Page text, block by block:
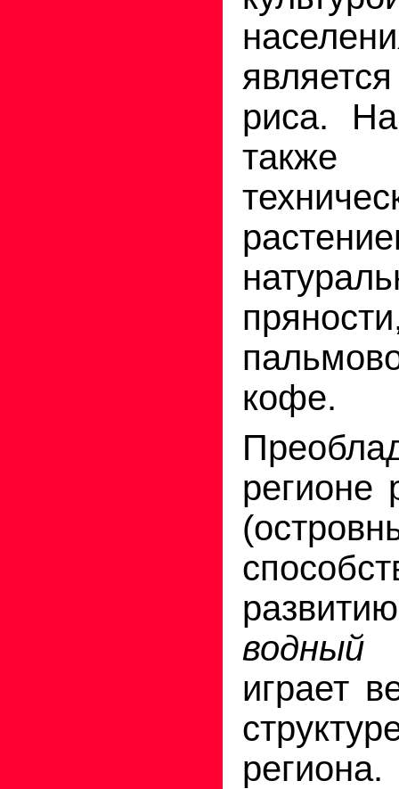
риса.
также
кофе.
регионе
играет
региона.